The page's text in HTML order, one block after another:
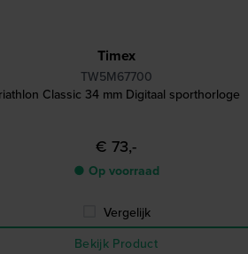
Timex
TW5M67700
Classic 34 mm Digitaal sporthorloge
€ 73,-
● Op voorraad
Vergelijk
Bekijk Product